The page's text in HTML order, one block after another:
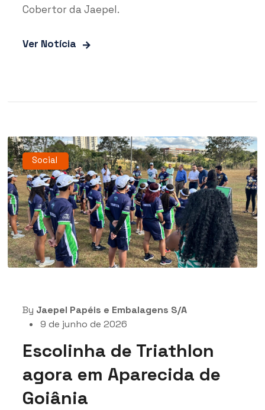
Cobertor da Jaepel.
Ver Notícia
Social
By Jaepel Papéis e Embalagens S/A
9 de junho de 2026
Escolinha de Triathlon
agora em Aparecida de
Goiânia